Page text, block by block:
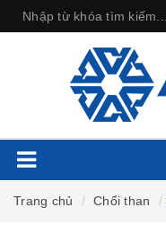
Trang chủ Chổi than